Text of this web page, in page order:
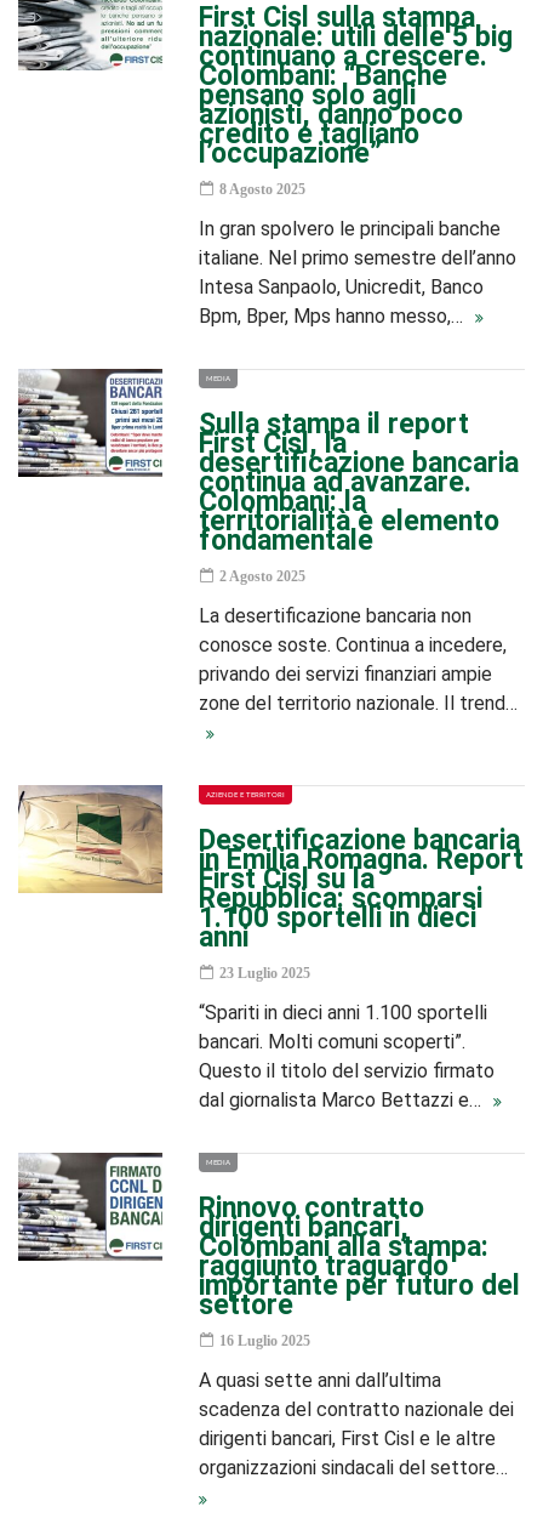
First Cisl sulla stampa
nazionale: utili delle 5 big
continuano a crescere.
Colombani: “Banche
pensano solo agli
azionisti, danno poco
credito e tagliano
l’occupazione”
8 Agosto 2025
In gran spolvero le principali banche
italiane. Nel primo semestre dell’anno
Intesa Sanpaolo, Unicredit, Banco
Bpm, Bper, Mps hanno messo,…
MEDIA
Sulla stampa il report
First Cisl, la
desertificazione bancaria
continua ad avanzare.
Colombani: la
territorialità è elemento
fondamentale
2 Agosto 2025
La desertificazione bancaria non
conosce soste. Continua a incedere,
privando dei servizi finanziari ampie
zone del territorio nazionale. Il trend…
AZIENDE E TERRITORI
Desertificazione bancaria
in Emilia Romagna. Report
First Cisl su la
Repubblica: scomparsi
1.100 sportelli in dieci
anni
23 Luglio 2025
“Spariti in dieci anni 1.100 sportelli
bancari. Molti comuni scoperti”.
Questo il titolo del servizio firmato
dal giornalista Marco Bettazzi e…
MEDIA
Rinnovo contratto
dirigenti bancari,
Colombani alla stampa:
raggiunto traguardo
importante per futuro del
settore
16 Luglio 2025
A quasi sette anni dall’ultima
scadenza del contratto nazionale dei
dirigenti bancari, First Cisl e le altre
organizzazioni sindacali del settore…